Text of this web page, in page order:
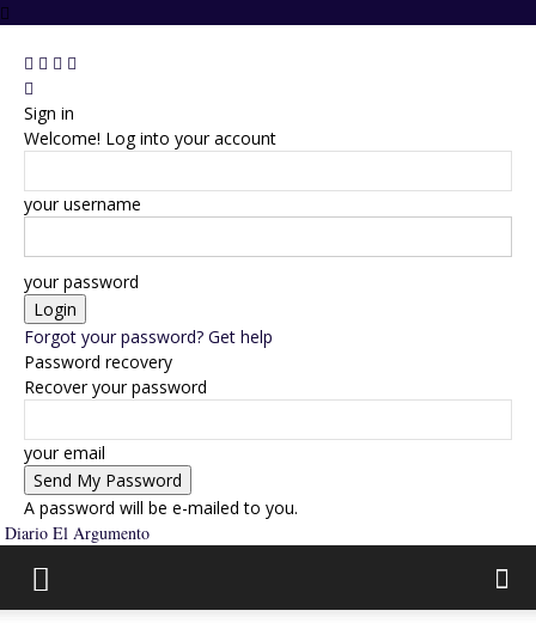
Sign in
Welcome! Log into your account
your username
your password
Forgot your password? Get help
Password recovery
Recover your password
your email
A password will be e-mailed to you.
Diario El Argumento